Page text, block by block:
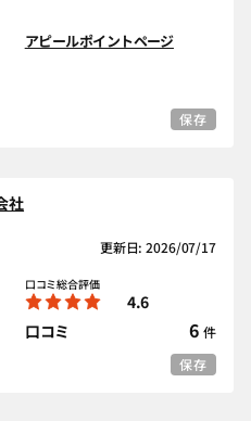
アピールポイントページ
保存
社
更新日: 2026/07/17
口コミ総合評価
4.6
口コミ
6 件
保存